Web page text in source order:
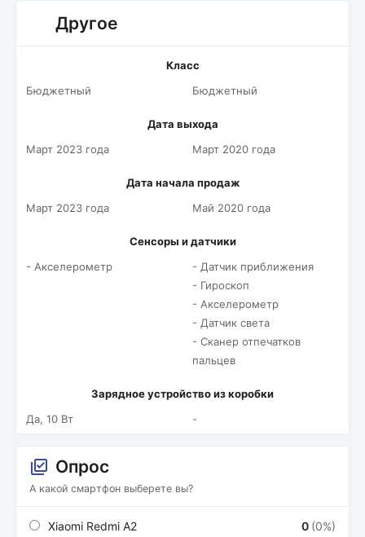
Другое
Класс
Бюджетный
Бюджетный
Дата выхода
Март 2023 года
Март 2020 года
Дата начала продаж
Март 2023 года
Май 2020 года
Сенсоры и датчики
- Акселерометр
- Датчик приближения
- Гироскоп
- Акселерометр
- Датчик света
- Сканер отпечатков
пальцев
Зарядное устройство из коробки
Да, 10 Вт
-
Опрос
А какой смартфон выберете вы?
Xiaomi Redmi A2 0 (0%)